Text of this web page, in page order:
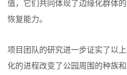
值，它们共同体现了边缘化群体
恢复能力。
项目团队的研究进一步证实了以
化的进程改变了公园周围的种族